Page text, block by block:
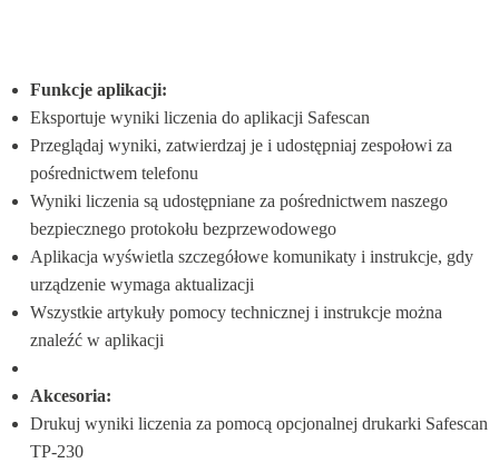
Funkcje aplikacji:
Eksportuje wyniki liczenia do aplikacji Safescan
Przeglądaj wyniki, zatwierdzaj je i udostępniaj zespołowi za
pośrednictwem telefonu
Wyniki liczenia są udostępniane za pośrednictwem naszego
bezpiecznego protokołu bezprzewodowego
Aplikacja wyświetla szczegółowe komunikaty i instrukcje, gdy
urządzenie wymaga aktualizacji
Wszystkie artykuły pomocy technicznej i instrukcje można
znaleźć w aplikacji
Akcesoria:
Drukuj wyniki liczenia za pomocą opcjonalnej drukarki Safescan
TP-230